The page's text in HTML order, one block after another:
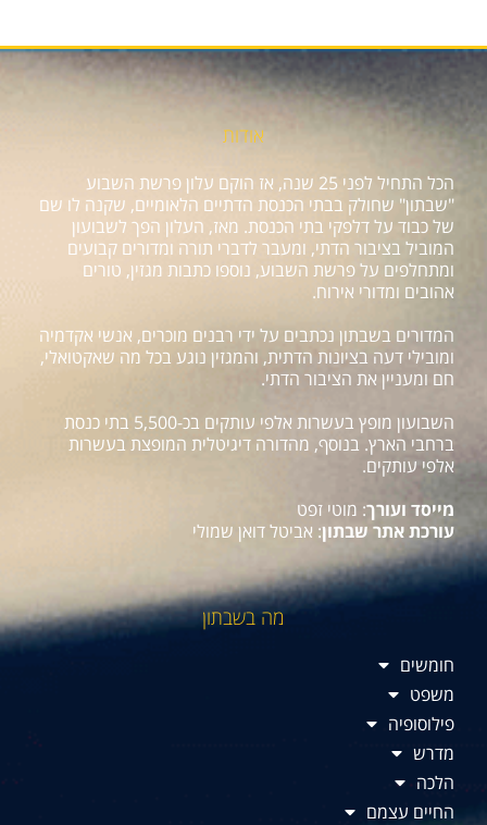
אודות
הכל התחיל לפני 25 שנה, אז הוקם עלון פרשת השבוע
"שבתון" שחולק בבתי הכנסת הדתיים הלאומיים, שקנה לו שם
של כבוד על דלפקי בתי הכנסת. מאז, העלון הפך לשבועון
המוביל בציבור הדתי, ומעבר לדברי תורה ומדורים קבועים
ומתחלפים על פרשת השבוע, נוספו כתבות מגזין, טורים
אהובים ומדורי אירוח.
המדורים בשבתון נכתבים על ידי רבנים מוכרים, אנשי אקדמיה
ומובילי דעה בציונות הדתית, והמגזין נוגע בכל מה שאקטואלי,
חם ומעניין את הציבור הדתי.
השבועון מופץ בעשרות אלפי עותקים בכ-5,500 בתי כנסת
ברחבי הארץ. בנוסף, מהדורה דיגיטלית המופצת בעשרות
אלפי עותקים.
מייסד ועורך: מוטי זפט
עורכת אתר שבתון: אביטל דואן שמולי
מה בשבתון
חומשים
משפט
פילוסופיה
מדרש
הלכה
החיים עצמם